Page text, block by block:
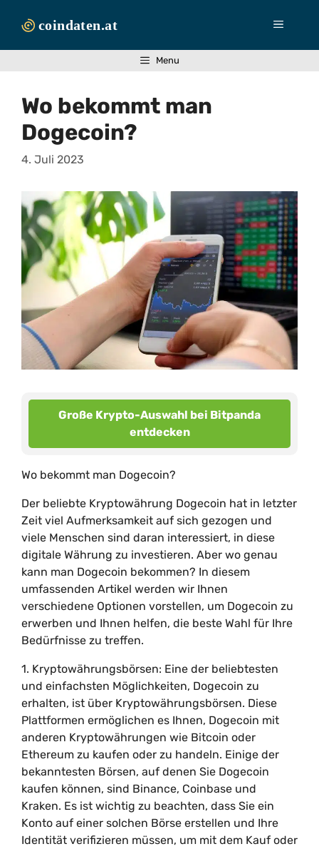
Inhalt
Menü
Menu
Wo bekommt man
Dogecoin?
4. Juli 2023
Große Krypto-Auswahl bei Bitpanda
entdecken
Wo bekommt man Dogecoin?
Der beliebte Kryptowährung Dogecoin hat in letzter
Zeit viel Aufmerksamkeit auf sich gezogen und
viele Menschen sind daran interessiert, in diese
digitale Währung zu investieren. Aber wo genau
kann man Dogecoin bekommen? In diesem
umfassenden Artikel werden wir Ihnen
verschiedene Optionen vorstellen, um Dogecoin zu
erwerben und Ihnen helfen, die beste Wahl für Ihre
Bedürfnisse zu treffen.
1. Kryptowährungsbörsen: Eine der beliebtesten
und einfachsten Möglichkeiten, Dogecoin zu
erhalten, ist über Kryptowährungsbörsen. Diese
Plattformen ermöglichen es Ihnen, Dogecoin mit
anderen Kryptowährungen wie Bitcoin oder
Ethereum zu kaufen oder zu handeln. Einige der
bekanntesten Börsen, auf denen Sie Dogecoin
kaufen können, sind Binance, Coinbase und
Kraken. Es ist wichtig zu beachten, dass Sie ein
Konto auf einer solchen Börse erstellen und Ihre
Identität verifizieren müssen, um mit dem Kauf oder